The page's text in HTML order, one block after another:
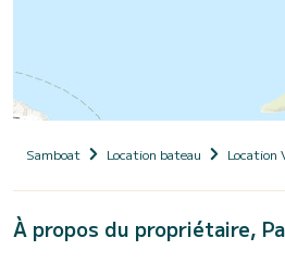
Samboat Location bateau Location
À propos du propriétaire,